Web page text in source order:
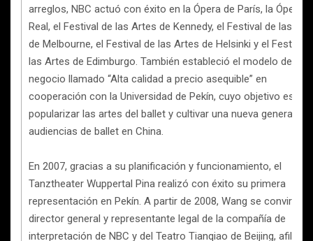
arreglos, NBC actuó con éxito en la Ópera de París, la Ópera
Real, el Festival de las Artes de Kennedy, el Festival de las
de Melbourne, el Festival de las Artes de Helsinki y el Festival
las Artes de Edimburgo. También estableció el modelo de
negocio llamado “Alta calidad a precio asequible” en
cooperación con la Universidad de Pekín, cuyo objetivo es
popularizar las artes del ballet y cultivar una nueva
audiencias de ballet en China.
En 2007, gracias a su planificación y funcionamiento, el
Tanztheater Wuppertal Pina realizó con éxito su primera
representación en Pekín. A partir de 2008, Wang se convirtió
director general y representante legal de la compañía de
interpretación de NBC y del Teatro Tianqiao de Beijing,